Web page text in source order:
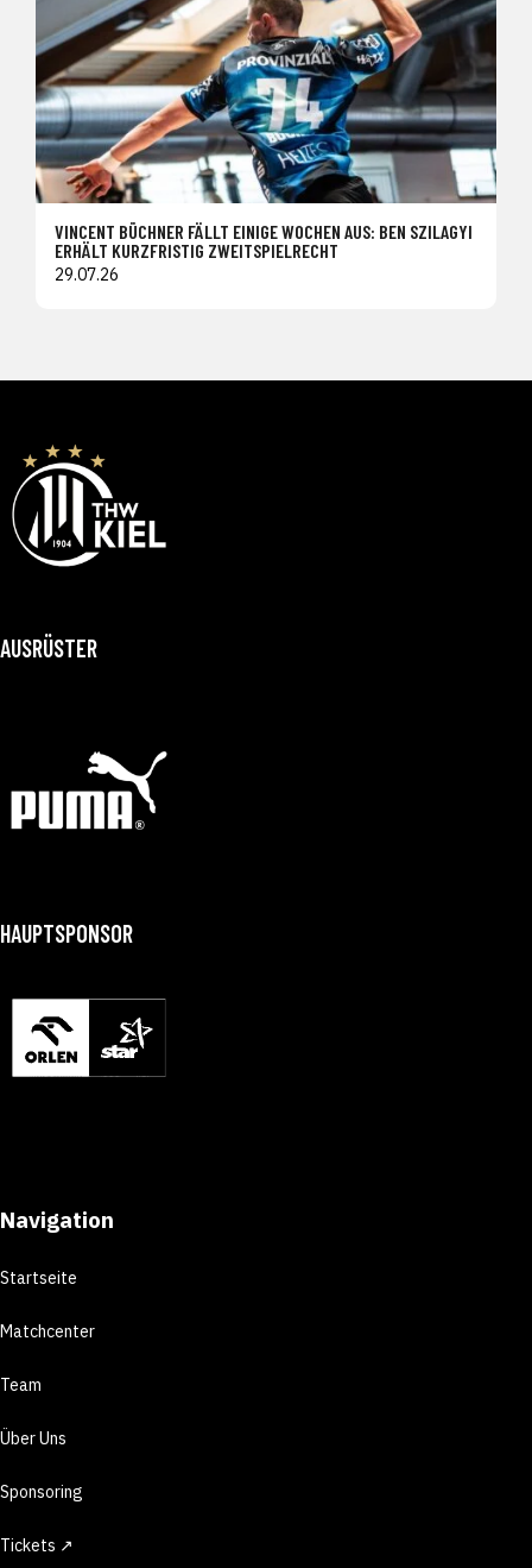
VINCENT BÜCHNER FÄLLT EINIGE WOCHEN AUS: BEN SZILAGYI
ERHÄLT KURZFRISTIG ZWEITSPIELRECHT
29.07.26
AUSRÜSTER
HAUPTSPONSOR
Navigation
Startseite
Matchcenter
Team
Über Uns
Sponsoring
Tickets ↗